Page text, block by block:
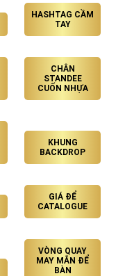
HASHTAG CẦM
TAY
CHÂN
STANDEE
CUỐN NHỰA
KHUNG
BACKDROP
GIÁ ĐỂ
CATALOGUE
VÒNG QUAY
MAY MẮN ĐỂ
BÀN